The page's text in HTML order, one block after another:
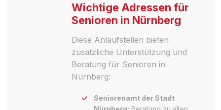
Wichtige Adressen für
Senioren in Nürnberg
Diese Anlaufstellen bieten
zusätzliche Unterstützung und
Beratung für Senioren in
Nürnberg:
Seniorenamt der Stadt